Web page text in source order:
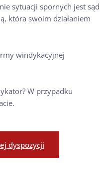
sytuacji spornych jest sąd
która swoim działaniem
windykacyjnej
W przypadku
dyspozycji